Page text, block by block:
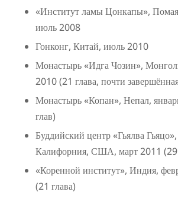
«Институт ламы Цонкапы»,
июль 2008
Гонконг, Китай, июль 2010
Монастырь «Идга Чозин»,
2010 (21 глава, почти
Монастырь «Копан», Непал,
глав)
Буддийский центр «Гьялва Гьяцо»,
Калифорния, США, март 2011 (29
«Коренной институт», Индия,
(21 глава)